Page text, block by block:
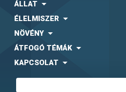
ÁLLAT
ÉLELMISZER
NÖVÉNY
ÁTFOGÓ TÉMÁK
KAPCSOLAT